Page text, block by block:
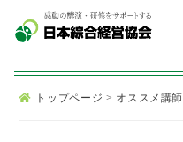
トップページ > オススメ講師